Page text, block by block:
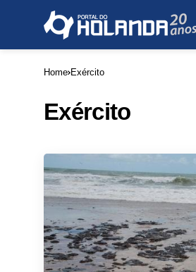
Home Exército
Exército